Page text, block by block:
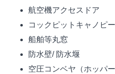
航空機アクセスドア
コックピットキャノピー
船舶等丸窓
防水壁/ 防水堰
空圧コンベヤ（ホッパ